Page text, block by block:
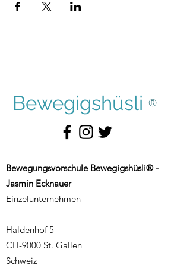
Bewegigshüsli ®
Bewegungsvorschule Bewegigshüsli® -
Jasmin Ecknauer
Einzelunternehmen
Haldenhof 5
CH-9000 St. Gallen
Schweiz